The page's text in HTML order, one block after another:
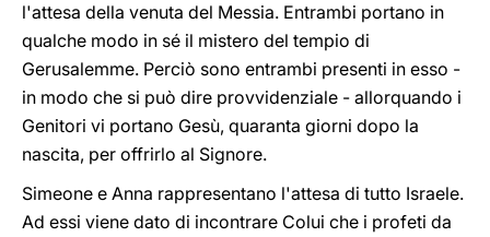
l'attesa della venuta del Messia. Entrambi portano in
qualche modo in sé il mistero del tempio di
Gerusalemme. Perciò sono entrambi presenti in esso -
in modo che si può dire provvidenziale - allorquando i
Genitori vi portano Gesù, quaranta giorni dopo la
nascita, per offrirlo al Signore.
Simeone e Anna rappresentano l'attesa di tutto Israele.
Ad essi viene dato di incontrare Colui che i profeti da